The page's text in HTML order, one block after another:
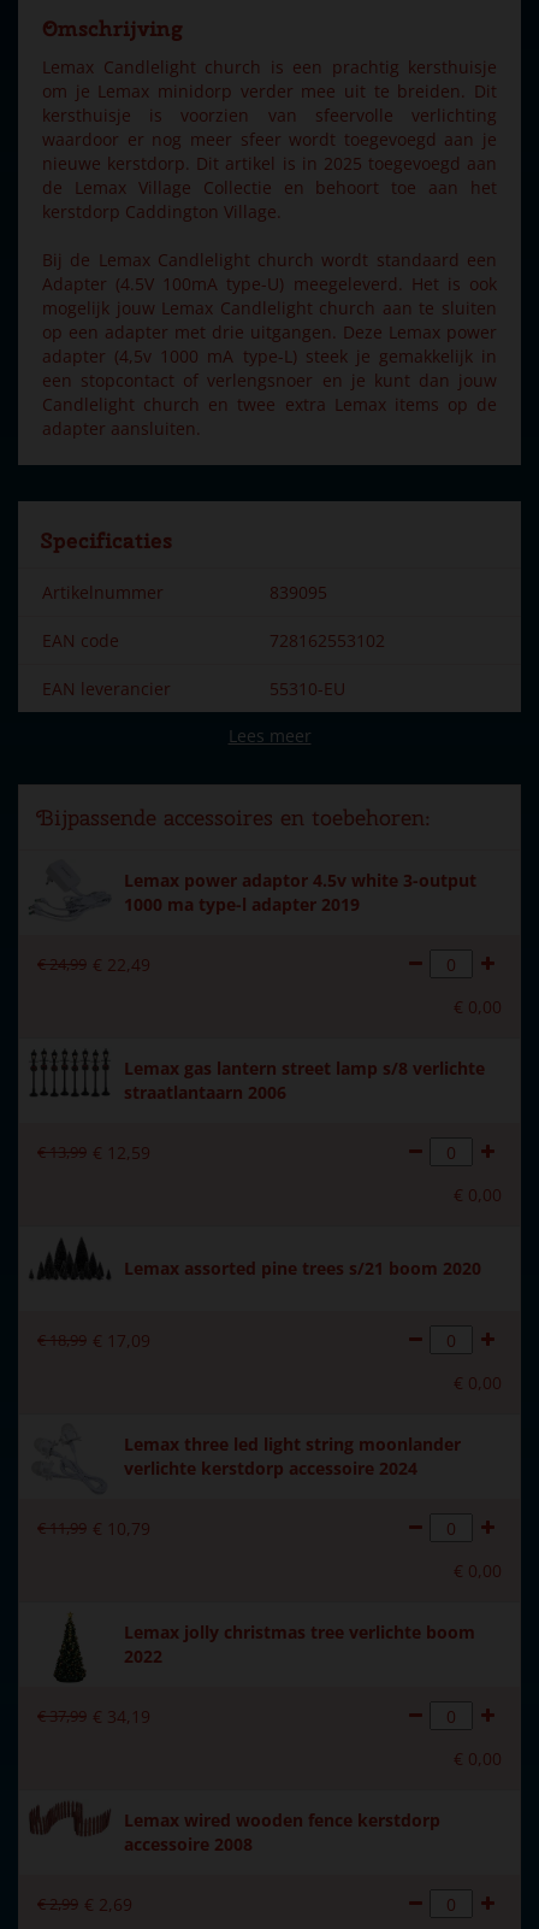
Omschrijving
Lemax Candlelight church is een prachtig kersthuisje
om je Lemax minidorp verder mee uit te breiden. Dit
kersthuisje is voorzien van sfeervolle verlichting
waardoor er nog meer sfeer wordt toegevoegd aan je
nieuwe kerstdorp. Dit artikel is in 2025 toegevoegd aan
de Lemax Village Collectie en behoort toe aan het
kerstdorp Caddington Village.
Bij de Lemax Candlelight church wordt standaard een
Adapter (4.5V 100mA type-U) meegeleverd. Het is ook
mogelijk jouw Lemax Candlelight church aan te sluiten
op een adapter met drie uitgangen. Deze Lemax power
adapter (4,5v 1000 mA type-L) steek je gemakkelijk in
een stopcontact of verlengsnoer en je kunt dan jouw
Candlelight church en twee extra Lemax items op de
adapter aansluiten.
Specificaties
Artikelnummer 839095
EAN code 728162553102
EAN leverancier 55310-EU
Lemax
Dorpsnaam Caddington Village
Locatie 023-A
Introductiejaar 2025
Met beweging
Inside scene Nee
meegeleverd excl. 3xAA
Formaat
(B x D x H) 26.4x17.3x26.7
Hoogte in cm
Lees meer
Bijpassende accessoires en toebehoren:
Lemax power adaptor 4.5v white 3-output
1000 ma type-l adapter 2019
€24,99 € 22,49
€ 0,00
Lemax gas lantern street lamp s/8 verlichte
straatlantaarn 2006
€13,99 € 12,59
€ 0,00
Lemax assorted pine trees s/21 boom 2020
€18,99 € 17,09
€ 0,00
Lemax three led light string moonlander
verlichte kerstdorp accessoire 2024
€11,99 € 10,79
€ 0,00
Lemax jolly christmas tree verlichte boom
2022
€37,99 € 34, 19
€ 0,00
Lemax wired wooden fence kerstdorp
accessoire 2008
€2,99 € 2,69